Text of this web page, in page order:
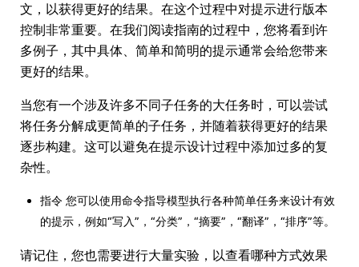
文，以获得更好的结果。在这个过程中对提示进行版本
控制非常重要。在我们阅读指南的过程中，您将看到许
多例子，其中具体、简单和简明的提示通常会给您带来
更好的结果。
当您有一个涉及许多不同子任务的大任务时，可以尝试
将任务分解成更简单的子任务，并随着获得更好的结果
逐步构建。这可以避免在提示设计过程中添加过多的复
杂性。
指令 您可以使用命令指导模型执行各种简单任务来设计有效
的提示，例如“写入”，“分类”，“摘要”，“翻译”，“排序”等。
请记住，您也需要进行大量实验，以查看哪种方式效果